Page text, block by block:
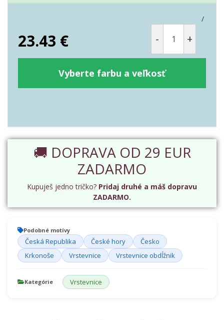
/
23.43 € - +
Vyberte farbu a veľkosť
🚚 DOPRAVA OD 29 EUR
ZADARMO
Kupuješ jedno tričko? Pridaj druhé a máš dopravu
ZADARMO.
Podobné motívy
Česká Republika České hory
Česko
Krkonoše
Vrstevnice Vrstevnice obdĺžnik
Kategórie Vrstevnice